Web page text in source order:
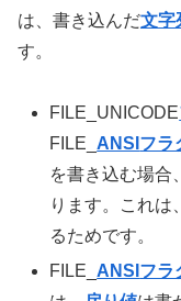
は、書き込んだ文字
す。
FILE_UNICODE
FILE_ANSI フラ
を書き込む場合、
ります。これは
るためです。
FILE_ ANSI フラ